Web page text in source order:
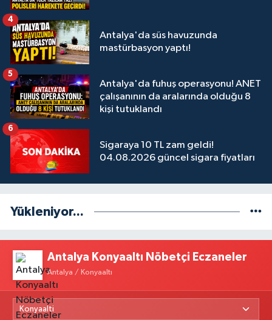
Antalya'da süs havuzunda
mastürbasyon yaptı!
4
Antalya'da fuhuş operasyonu! ANET
çalışanının da aralarında olduğu 8
kişi tutuklandı
5
Sigaraya 10 TL zam geldi!
04.08.2026 güncel sigara fiyatları
6
Yükleniyor...
Antalya Konyaaltı Nöbetçi Eczaneler
Antalya / Konyaaltı